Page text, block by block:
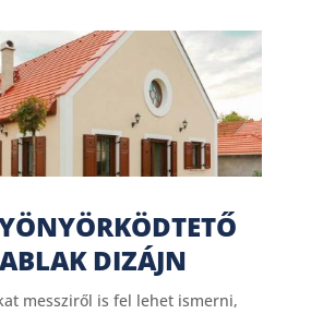
DIZÁJN
messziről is fel lehet ismerni,